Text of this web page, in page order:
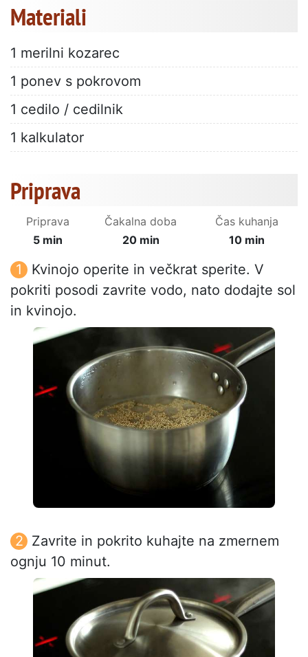
Materiali
1 merilni kozarec
1 ponev s pokrovom
1 cedilo / cedilnik
1 kalkulator
Priprava
Priprava
5 min
Čakalna doba
20 min
Čas kuhanja
10 min
Kvinojo operite in večkrat sperite. V
pokriti posodi zavrite vodo, nato dodajte sol
in kvinojo.
Zavrite in pokrito kuhajte na zmernem
ognju 10 minut.